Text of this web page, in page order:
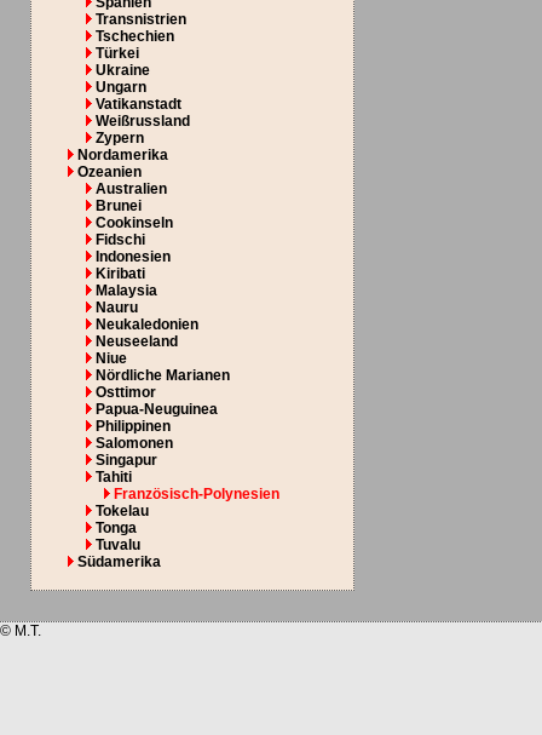
Transnistrien
Tschechien
Türkei
Ukraine
Ungarn
Vatikanstadt
Weißrussland
Zypern
Nordamerika
Ozeanien
Australien
Brunei
Cookinseln
Fidschi
Indonesien
Kiribati
Malaysia
Nauru
Neukaledonien
Neuseeland
Niue
Nördliche Marianen
Osttimor
Papua-Neuguinea
Philippinen
Salomonen
Singapur
Tahiti
Französisch-Polynesien
Tokelau
Tonga
Tuvalu
Südamerika
© M.T.